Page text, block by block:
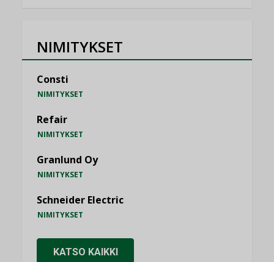
NIMITYKSET
Consti
NIMITYKSET
Refair
NIMITYKSET
Granlund Oy
NIMITYKSET
Schneider Electric
NIMITYKSET
KATSO KAIKKI